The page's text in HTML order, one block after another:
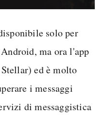
solo per
ma ora l'app
ed è molto
i messaggi
di messaggistica